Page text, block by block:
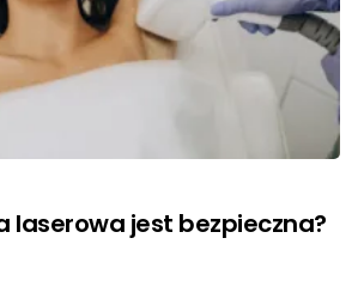
laserowa jest bezpieczna?